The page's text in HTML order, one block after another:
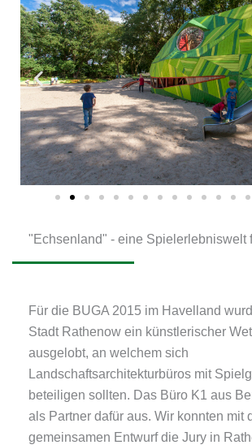
"Echsenland" - eine Spielerlebniswelt
Für die BUGA 2015 im Havelland
Stadt Rathenow ein künstlerischer
ausgelobt, an welchem sich
Landschaftsarchitekturbüros mit
beteiligen sollten. Das Büro K1 aus
als Partner dafür aus. Wir konnten mit
gemeinsamen Entwurf die Jury in